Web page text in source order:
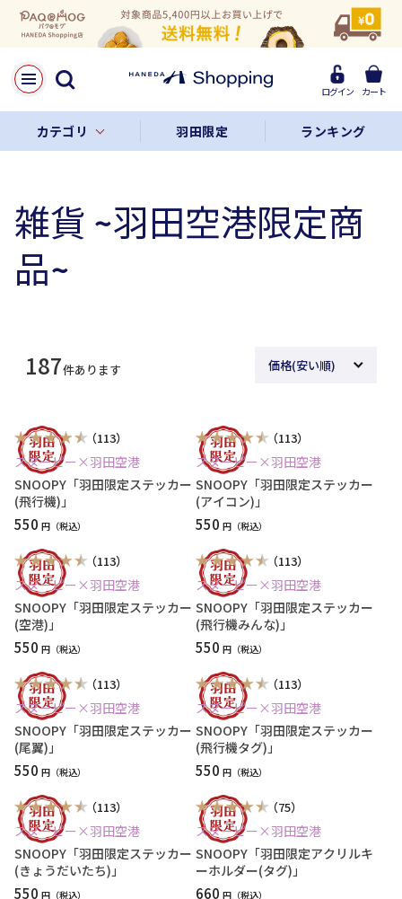
ログイン カート
カテゴリ 羽田限定 ランキング
雑貨 ~羽田空港限定商
品~
187件あります
（113）
スヌーピー×羽田空港
SNOOPY「羽田限定ステッカー
(飛行機)」
550 円
（113）
スヌーピー×羽田空港
SNOOPY「羽田限定ステッカー
(アイコン)」
550 円
（113）
スヌーピー×羽田空港
SNOOPY「羽田限定ステッカー
(空港)」
550 円
（113）
スヌーピー×羽田空港
SNOOPY「羽田限定ステッカー
(飛行機みんな)」
550 円
（113）
スヌーピー×羽田空港
SNOOPY「羽田限定ステッカー
(尾翼)」
550 円
（113）
スヌーピー×羽田空港
SNOOPY「羽田限定ステッカー
(飛行機タグ)」
550 円
（113）
スヌーピー×羽田空港
SNOOPY「羽田限定ステッカー
(きょうだいたち)」
550 円
（75）
スヌーピー×羽田空港
SNOOPY「羽田限定アクリルキ
ーホルダー(タグ)」
660 円